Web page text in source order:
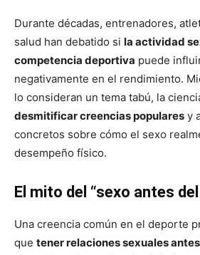
Durante décadas, entrenadores,
salud han debatido si la actividad
competencia deportiva puede
negativamente en el rendimiento.
lo consideran un tema tabú, la
desmitificar creencias populares y
concretos sobre cómo el sexo
desempeño físico.
El mito del “sexo antes
Una creencia común en el deporte
que tener relaciones sexuales